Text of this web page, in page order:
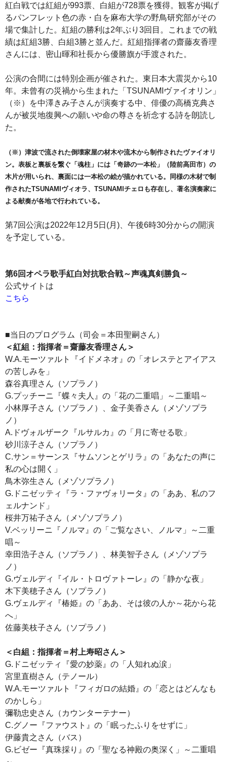
紅白戦では紅組が993票、白組が728票を獲得。観客が掲げ
るパンフレット色の赤・白を麻布大学の野鳥研究部がその
場で集計した。紅組の勝利は2年ぶり3回目。これまでの戦
績は紅組3勝、白組3勝と並んだ。紅組指揮者の齋藤友香理
さんには、密山暉和社長から優勝旗が手渡された。
公演の合間には特別企画が催された。東日本大震災から10
年。未曾有の災禍から生まれた「TSUNAMIヴァイオリン」
（※）を中澤きみ子さんが演奏する中、俳優の高橋克典さ
んが被災地復興への願いや命の尊さを祈念する詩を朗読し
た。
（※）津波で流された倒壊家屋の材木や流木から制作されたヴァイオリ
ン。表板と裏板を繋ぐ「魂柱」には「奇跡の一本松」（陸前高田市）の
木片が用いられ、裏面には一本松の絵が描かれている。同様の木材で制
作されたTSUNAMIヴィオラ、TSUNAMIチェロも存在し、著名演奏家に
よる献奏が各地で行われている。
第7回公演は2022年12月5日(月)、午後6時30分からの開演
を予定している。
第6回オペラ歌手紅白対抗歌合戦～声魂真剣勝負～
公式サイトは
こちら
■当日のプログラム（司会＝本田聖嗣さん）
＜紅組：指揮者＝齋藤友香理さん＞
W.A.モーツァルト『イドメネオ』の「オレステとアイアス
の苦しみを」
森谷真理さん（ソプラノ）
G.プッチーニ『蝶々夫人』の「花の二重唱」～二重唱～
小林厚子さん（ソプラノ）、金子美香さん（メゾソプラ
ノ）
A.ドヴォルザーク『ルサルカ』の「月に寄せる歌」
砂川涼子さん（ソプラノ）
C.サン＝サーンス『サムソンとゲリラ』の「あなたの声に
私の心は開く」
鳥木弥生さん（メゾソプラノ）
G.ドニゼッティ『ラ・ファヴォリータ』の「ああ、私のフ
ェルナンド」
桜井万祐子さん（メゾソプラノ）
V.ベッリーニ『ノルマ』の「ご覧なさい、ノルマ」～二重
唱～
幸田浩子さん（ソプラノ）、林美智子さん（メゾソプラ
ノ）
G.ヴェルディ『イル・トロヴァトーレ』の「静かな夜」
木下美穂子さん（ソプラノ）
G.ヴェルディ『椿姫』の「ああ、そは彼の人か～花から花
へ」
佐藤美枝子さん（ソプラノ）
＜白組：指揮者＝村上寿昭さん＞
G.ドニゼッティ『愛の妙薬』の「人知れぬ涙」
宮里直樹さん（テノール）
W.A.モーツァルト『フィガロの結婚』の「恋とはどんなも
のかしら」
彌勒忠史さん（カウンターテナー）
C.グノー『ファウスト』の「眠ったふりをせずに」
伊藤貴之さん（バス）
G.ビゼー『真珠採り』の「聖なる神殿の奥深く」～二重唱